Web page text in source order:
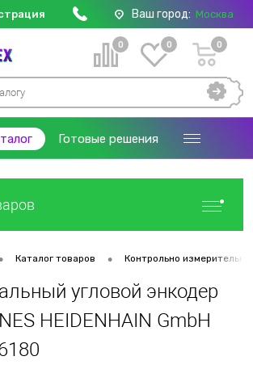
Ваш город: Москва
0 0 0
Готовые решения
Каталог товаров • Контрольно
угловой энкодер
HEIDENHAIN GmbH